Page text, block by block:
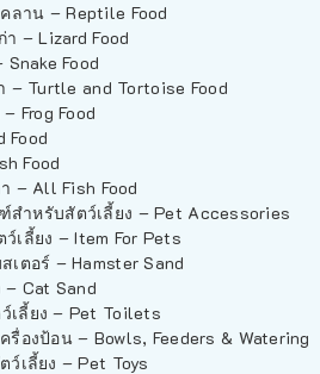
ลาน – Reptile Food
า – Lizard Food
Snake Food
– Turtle and Tortoise Food
Frog Food
Food
Food
– All Fish Food
ำหรับสัตว์เลี้ยง – Pet Accessories
เลี้ยง – Item For Pets
เตอร์ – Hamster Sand
Cat Sand
เลี้ยง – Pet Toilets
รื่องป้อน – Bowls, Feeders & Watering
ว์เลี้ยง – Pet Toys